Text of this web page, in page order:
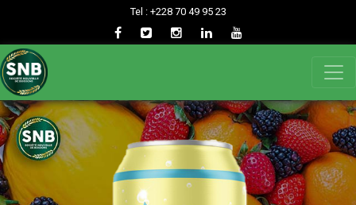
Tel : +228 70 49 95 23